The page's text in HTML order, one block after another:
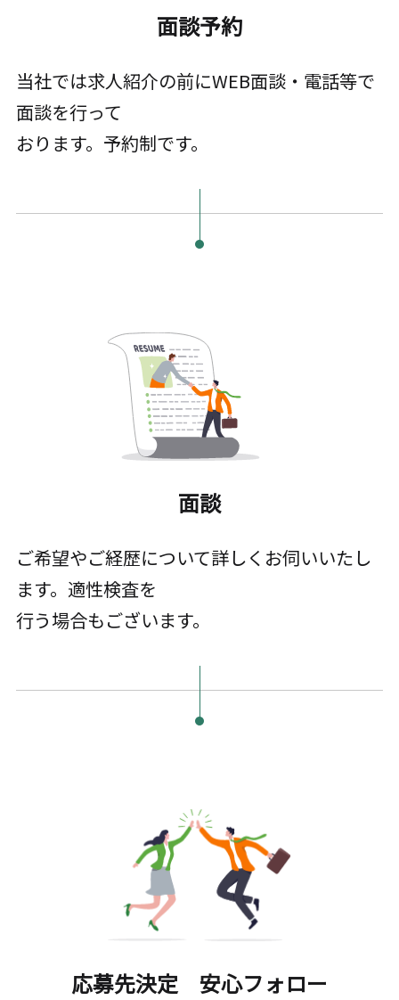
面談予約
当社では求人紹介の前にWEB面談・電話等で
面談を行って
おります。予約制です。
面談
ご希望やご経歴について詳しくお伺いいたし
ます。適性検査を
行う場合もございます。
応募先決定 安心フォロー